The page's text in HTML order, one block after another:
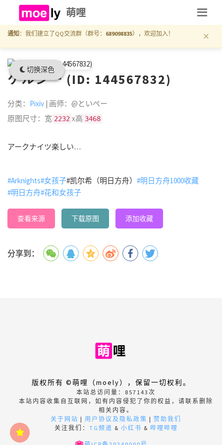
切换深色
萌哩
通知 ：我们建立了QQ交流群（群号： 689098835），欢迎加入！ ×
ケルシー (ID: 144567832)
分类： Pixiv | 画师：@といぺー
原图尺寸：宽 2232 x高 3468
アークナイツ楽しい…
#Arknights#女孩子#凯尔希（明日方舟） #明日方舟1000收藏
#明日方舟#花和女孩子
查看来源 下载原图 添加收藏
分享到：
版权所有 ©萌哩（moely），保留一切权利。
本站总访问量： 857143 次
本站内容收集自互联网，如有内容侵犯了你的权益，请联系删除
相关内容。
关于网站 | 用户协议及隐私政策 | 赞助我们
关注我们： TG频道 & 小红书 & 哔哩哔哩